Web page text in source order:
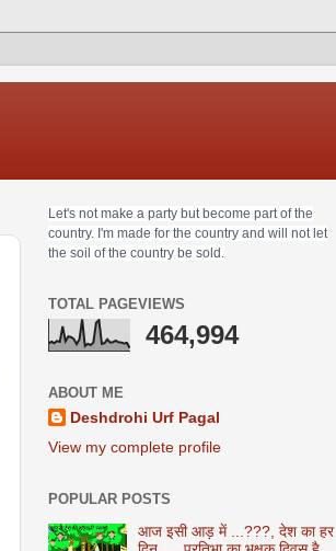
Let's not make a party but become part of the
country. I'm made for the country and will not let
the soil of the country be sold.
TOTAL PAGEVIEWS
464,994
ABOUT ME
Deshdrohi Urf Pagal
View my complete profile
POPULAR POSTS
आज इसी आड़ में ...???, देश का हर